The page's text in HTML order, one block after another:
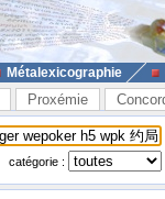
Métalexicographie
Proxémie
catégorie :